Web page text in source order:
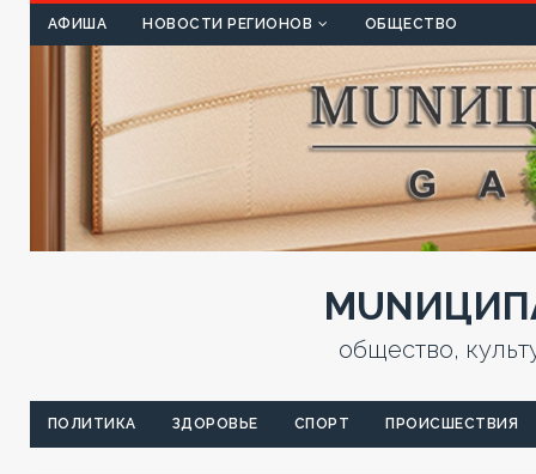
АФИША НОВОСТИ РЕГИОНОВ ОБЩЕСТВО
общество,
ПОЛИТИКА ЗДОРОВЬЕ СПОРТ ПРОИСШЕСТВИЯ